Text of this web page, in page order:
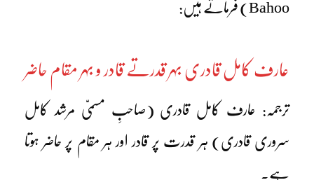
Bahoo) فرماتے ہیں:
عارف کامل قادری بہر قدرتے قادر و بہر مقام حاضر
ترجمہ: عارف کامل قادری (صاحبِ مسمیّ مرشد کامل
سروری قادری) ہر قدرت پر قادر اور ہر مقام پر حاضر ہوتا
ہے۔